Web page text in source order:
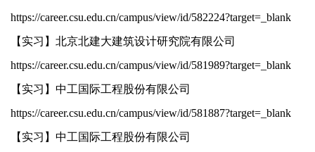
https://career.csu.edu.cn/campus/view/id/582224?target=_blank
【实习】北京北建大建筑设计研究院有限公司
https://career.csu.edu.cn/campus/view/id/581989?target=_blank
【实习】中工国际工程股份有限公司
https://career.csu.edu.cn/campus/view/id/581887?target=_blank
【实习】中工国际工程股份有限公司